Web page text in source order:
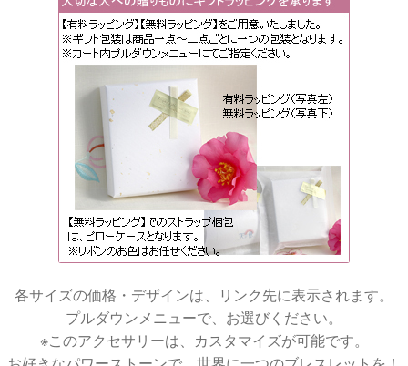
各サイズの価格・デザインは、リンク先に表示されます。
プルダウンメニューで、お選びください。
※このアクセサリーは、カスタマイズが可能です。